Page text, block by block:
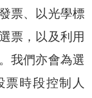
票、以光學標
票，以及利用
我們亦會為選
時段控制人